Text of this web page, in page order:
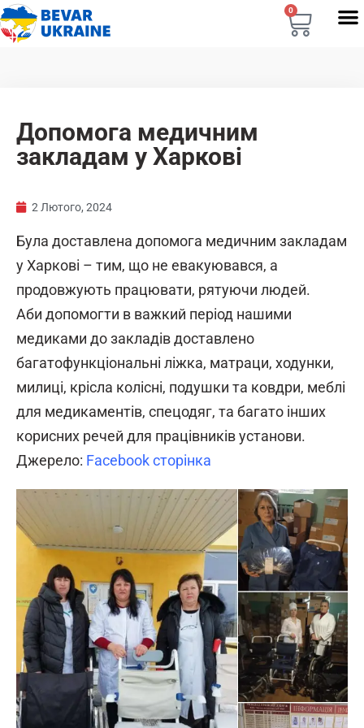
0
Допомога медичним
закладам у Харкові
2 Лютого, 2024
Була доставлена допомога медичним закладам
у Харкові – тим, що не евакуювався, а
продовжують працювати, рятуючи людей.
Аби допомогти в важкий період нашими
медиками до закладів доставлено
багатофункціональні ліжка, матраци, ходунки,
милиці, крісла колісні, подушки та ковдри, меблі
для медикаментів, спецодяг, та багато інших
корисних речей для працівників установи.
Джерело: Facebook сторінка